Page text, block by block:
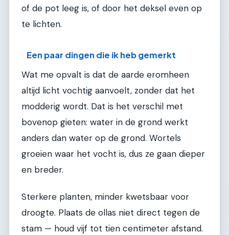
of de pot leeg is, of door het deksel even op
te lichten.
Een paar dingen die ik heb gemerkt
Wat me opvalt is dat de aarde eromheen
altijd licht vochtig aanvoelt, zonder dat het
modderig wordt. Dat is het verschil met
bovenop gieten: water in de grond werkt
anders dan water op de grond. Wortels
groeien waar het vocht is, dus ze gaan dieper
en breder.
Sterkere planten, minder kwetsbaar voor
droogte. Plaats de ollas niet direct tegen de
stam — houd vijf tot tien centimeter afstand.